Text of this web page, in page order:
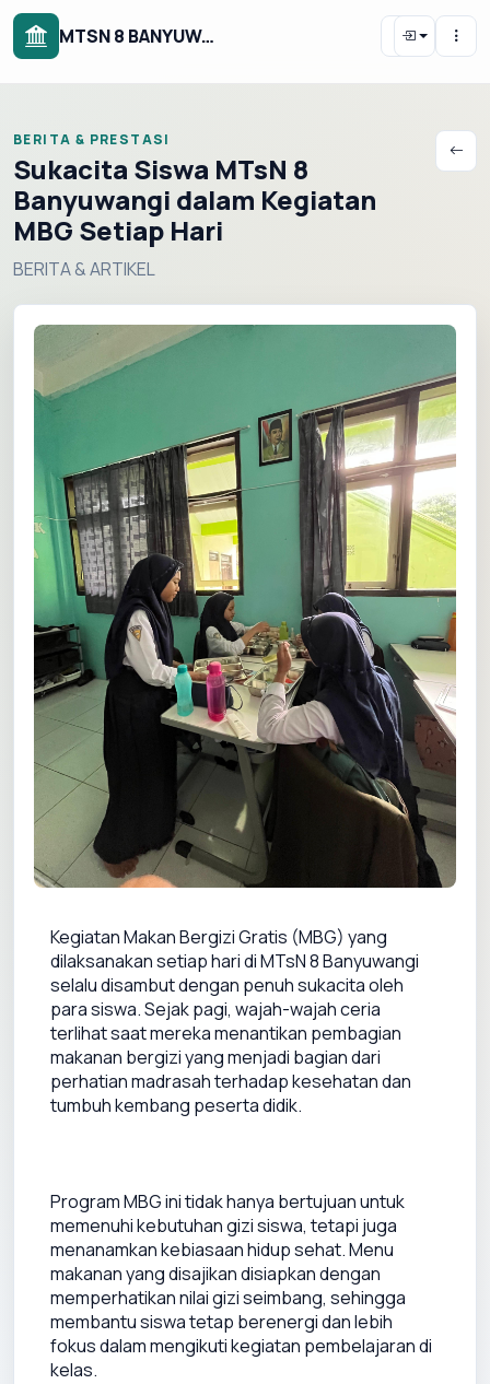
MTSN 8 BANYUWANGI
BERITA & PRESTASI
Sukacita Siswa MTsN 8
Banyuwangi dalam Kegiatan
MBG Setiap Hari
BERITA & ARTIKEL
Kegiatan Makan Bergizi Gratis (MBG) yang
dilaksanakan setiap hari di MTsN 8 Banyuwangi
selalu disambut dengan penuh sukacita oleh
para siswa. Sejak pagi, wajah-wajah ceria
terlihat saat mereka menantikan pembagian
makanan bergizi yang menjadi bagian dari
perhatian madrasah terhadap kesehatan dan
Program MBG ini tidak hanya bertujuan untuk
memenuhi kebutuhan gizi siswa, tetapi juga
menanamkan kebiasaan hidup sehat. Menu
makanan yang disajikan disiapkan dengan
memperhatikan nilai gizi seimbang, sehingga
membantu siswa tetap berenergi dan lebih
fokus dalam mengikuti kegiatan pembelajaran di
kelas.